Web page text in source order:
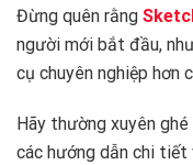
Đừng quên rằng
người mới bắt đầu,
cụ chuyên nghiệp hơn
Hãy thường xuyên
các hướng dẫn chi tiết